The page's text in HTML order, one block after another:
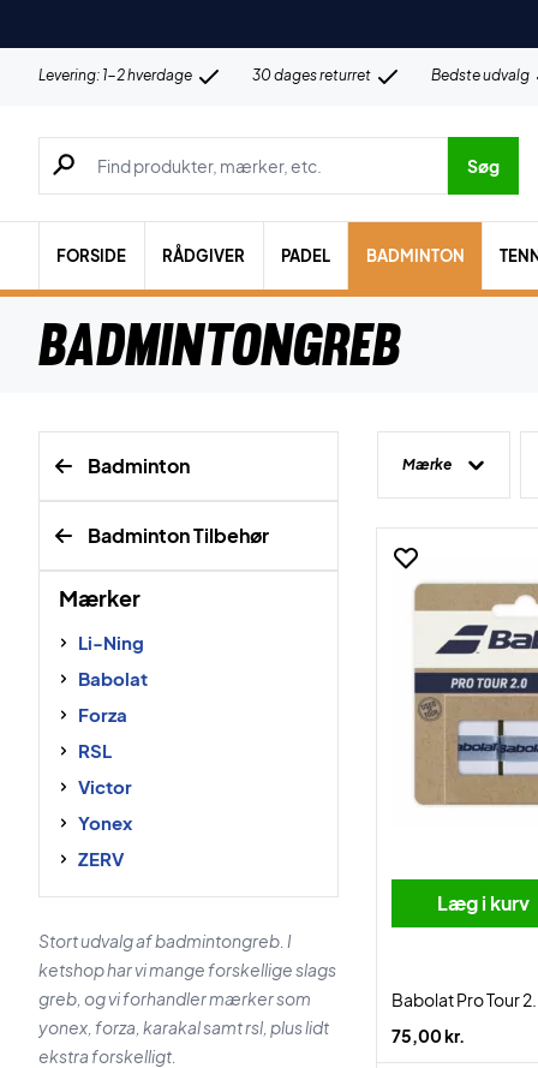
Levering: 1-2 hverdage 30 dages returret Bedste udvalg
Søg efter produkter, mærker etc.
Søg
FORSIDE RÅDGIVER PADEL BADMINTON
Badmintongreb
Badminton
Badminton Tilbehør
Mærker
Li-Ning
Babolat
Forza
RSL
Victor
Yonex
ZERV
Stort udvalg af badmintongreb. I
ketshop har vi mange forskellige slags
greb, og vi forhandler mærker som
yonex, forza, karakal samt rsl, plus lidt
ekstra forskelligt.
Mærke
Læg i kurv
Babolat Pro Tour
75,00 kr.